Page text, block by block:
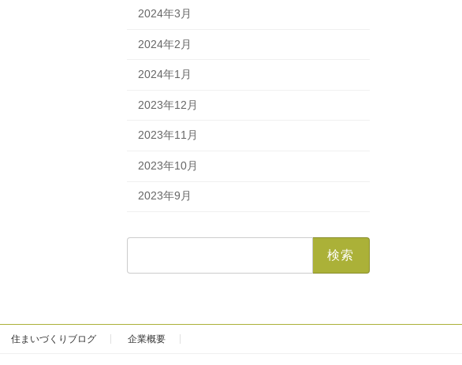
2024年3月
2024年2月
2024年1月
2023年12月
2023年11月
2023年10月
2023年9月
住まいづくりブログ 企業概要